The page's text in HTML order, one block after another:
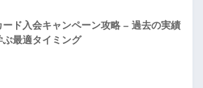
ード入会キャンペーン攻略 – 過去の実績
ぶ最適タイミング